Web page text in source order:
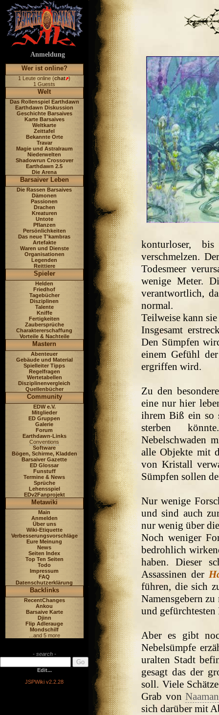
Anmeldung
Wer ist online?
1 Leute online (chat )
1 Guests
Welt
Das Rollenspiel Earthdawn
Earthdawn Diskussion
Geschichte Barsaives
Karte Barsaives
Weltkarte
Zeittafel
Bekannte Orte
Travar
Magie und Astralraum
Niederwelten
Shadowrun Crossover
Earthdawn 2.5
Die Arena
Barsaiver Leben
Die Rassen Barsaives
Dämonen
Passionen
Drachen
Kreaturen
Untote
Pflanzen
Persönlichkeiten
Das neue T'kambras
Artefakte
Waren und Dienste
Organisationen
Legenden
Reittiere
Spieler
Helden
Friedhof
Tagebücher
Disziplinen
Talente
Kniffe
Fertigkeiten
Zaubersprüche
Charaktererschaffung
Vorteile & Nachteile
Mastern
Abenteuer
Gebäude und Material
Spielleiter Tipps
Regelfragen
Wertetabellen
Disziplinenvergleich
Quellenbücher
Community
EDW e.V.
Mitglieder
ED Gruppen
Galerie
Forum
Earthdawn-Links
Conventions
Software
Bögen, Schirme, Kladden
Barsaiver Gazette
ED Glossar
Funstuff
Termine & News
Sprüche
Lehensspiel
EDv2Fanprojekt
Metawiki
Main
Anmelden
Über uns
Wiki-Etiquette
Verbesserungsvorschläge
Eure Meinung
News
Seiten Index
Top Ten Seiten
Todo
Impressum
FAQ
Datenschutzerklärung
Backlinks
RecentChanges
Ankou
Barsaive Karte
Djinn
Flip Adlerauge
Mondschilf
...and 5 more
- search -
Edit...
JSPWiki v2.2.28
konturloser,
verschmelzen.
Todesmeer
wenige Meter.
verantwortlich,
normal.
Teilweise kann
Insgesamt
Den Sümpfen
einem Gefühl
ergriffen wird.
Zu den
eine nur hier
ihrem Biß ein so
sterben
Nebelschwaden
alle Objekte mit
von Kristall
Sümpfen sollen
Nur wenige
und sind auch
nur wenig über
Noch weniger
bedrohlich
haben. Dieser
Assassinen der
führen, die sich
Namensgebern
und
Aber es gibt
Nebelsümpfe
uralten Stadt
gesagt das der
soll. Viele
Grab von
sich darüber mit